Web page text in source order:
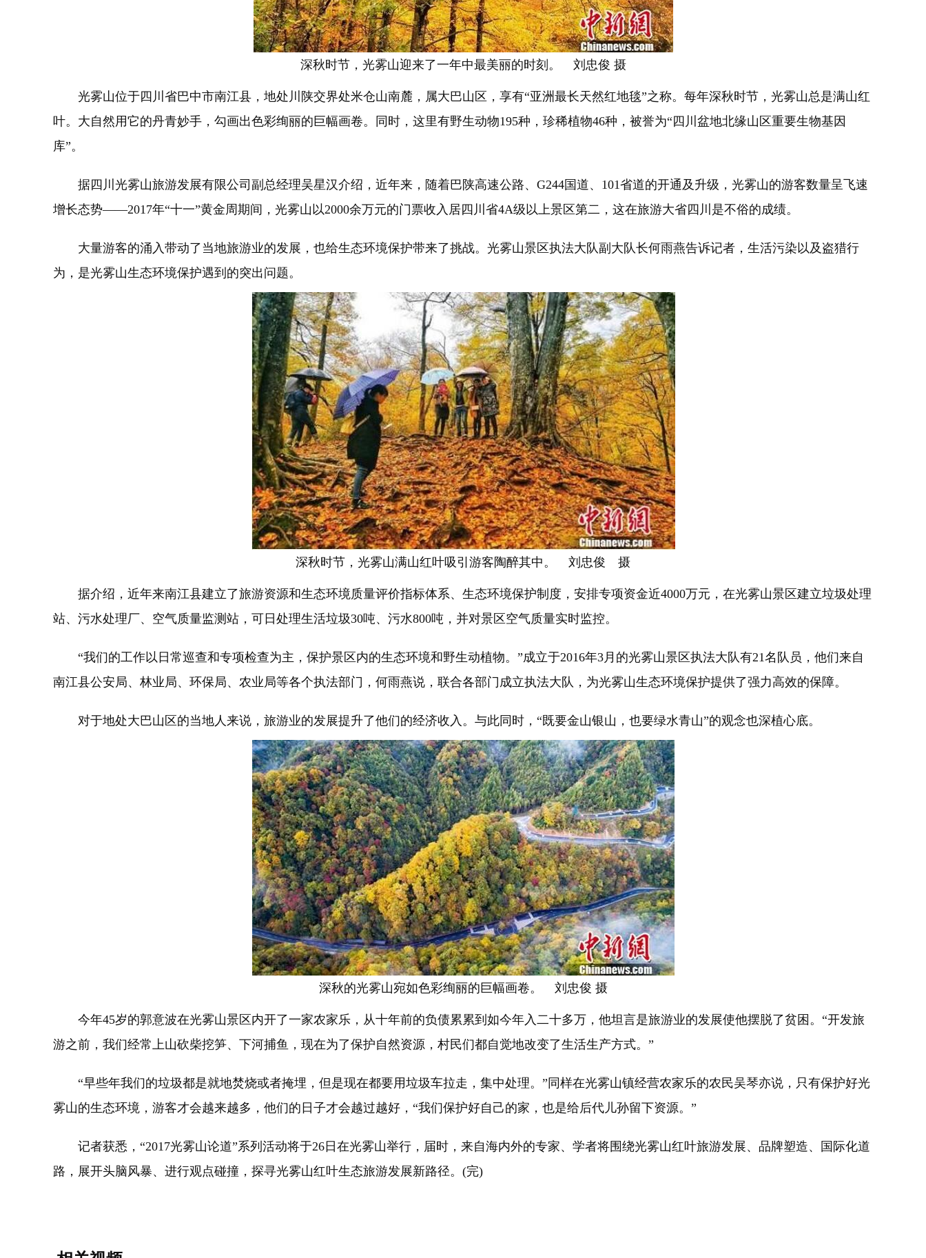
深秋时节，光雾山迎来了一年中最美丽的时刻。 刘忠俊 摄
光雾山位于四川省巴中市南江县，地处川陕交界处米仓山南麓，属大巴山区，享有“亚洲最长天然红地毯”之称。每年深秋时节，光雾山总是满山红
叶。大自然用它的丹青妙手，勾画出色彩绚丽的巨幅画卷。同时，这里有野生动物195种，珍稀植物46种，被誉为“四川盆地北缘山区重要生物基因
库”。
据四川光雾山旅游发展有限公司副总经理吴星汉介绍，近年来，随着巴陕高速公路、G244国道、101省道的开通及升级，光雾山的游客数量呈飞速
增长态势——2017年“十一”黄金周期间，光雾山以2000余万元的门票收入居四川省4A级以上景区第二，这在旅游大省四川是不俗的成绩。
大量游客的涌入带动了当地旅游业的发展，也给生态环境保护带来了挑战。光雾山景区执法大队副大队长何雨燕告诉记者，生活污染以及盗猎行
为，是光雾山生态环境保护遇到的突出问题。
深秋时节，光雾山满山红叶吸引游客陶醉其中。 刘忠俊 摄
据介绍，近年来南江县建立了旅游资源和生态环境质量评价指标体系、生态环境保护制度，安排专项资金近4000万元，在光雾山景区建立垃圾处理
站、污水处理厂、空气质量监测站，可日处理生活垃圾30吨、污水800吨，并对景区空气质量实时监控。
“我们的工作以日常巡查和专项检查为主，保护景区内的生态环境和野生动植物。”成立于2016年3月的光雾山景区执法大队有21名队员，他们来自
南江县公安局、林业局、环保局、农业局等各个执法部门，何雨燕说，联合各部门成立执法大队，为光雾山生态环境保护提供了强力高效的保障。
对于地处大巴山区的当地人来说，旅游业的发展提升了他们的经济收入。与此同时，“既要金山银山，也要绿水青山”的观念也深植心底。
深秋的光雾山宛如色彩绚丽的巨幅画卷。 刘忠俊 摄
今年45岁的郭意波在光雾山景区内开了一家农家乐，从十年前的负债累累到如今年入二十多万，他坦言是旅游业的发展使他摆脱了贫困。“开发旅
游之前，我们经常上山砍柴挖笋、下河捕鱼，现在为了保护自然资源，村民们都自觉地改变了生活生产方式。”
“早些年我们的垃圾都是就地焚烧或者掩埋，但是现在都要用垃圾车拉走，集中处理。”同样在光雾山镇经营农家乐的农民吴琴亦说，只有保护好光
雾山的生态环境，游客才会越来越多，他们的日子才会越过越好，“我们保护好自己的家，也是给后代儿孙留下资源。”
记者获悉，“2017光雾山论道”系列活动将于26日在光雾山举行，届时，来自海内外的专家、学者将围绕光雾山红叶旅游发展、品牌塑造、国际化道
路，展开头脑风暴、进行观点碰撞，探寻光雾山红叶生态旅游发展新路径。(完)